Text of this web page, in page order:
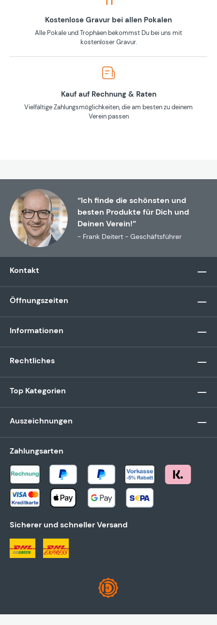
Kostenlose Gravur bei allen Pokalen
Alle Pokale und Trophäen bekommst Du bei uns mit
kostenloser Gravur.
Kauf auf Rechnung & Raten
Vielfältige Zahlungsmöglichkeiten, die am besten zu deinem
Verein passen
“Ich finde die schönsten und
besten Produkte für Dich und
Deinen Verein!”
- Frank Deitert - Geschäftsführer
Kontakt
Öffnungszeiten
Informationen
Rechtliches
Top Kategorien
Auszeichnungen
Zahlungsarten
Sicherer und schneller Versand